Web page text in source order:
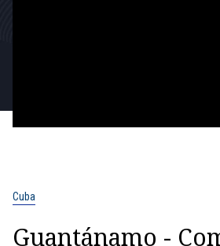
Cuba
Guantánamo -